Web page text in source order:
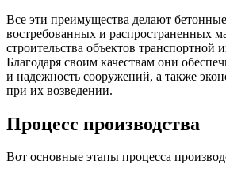
Все эти преимущества делают
востребованных и распространенных
строительства объектов транспортной
Благодаря своим качествам они
и надежность сооружений, а также
при их возведении.
Процесс производства
Вот основные этапы процесса